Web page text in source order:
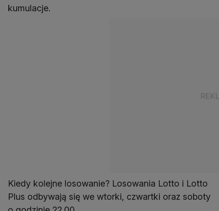
kumulacje.
Kiedy kolejne losowanie? Losowania Lotto i Lotto
Plus odbywają się we wtorki, czwartki oraz soboty